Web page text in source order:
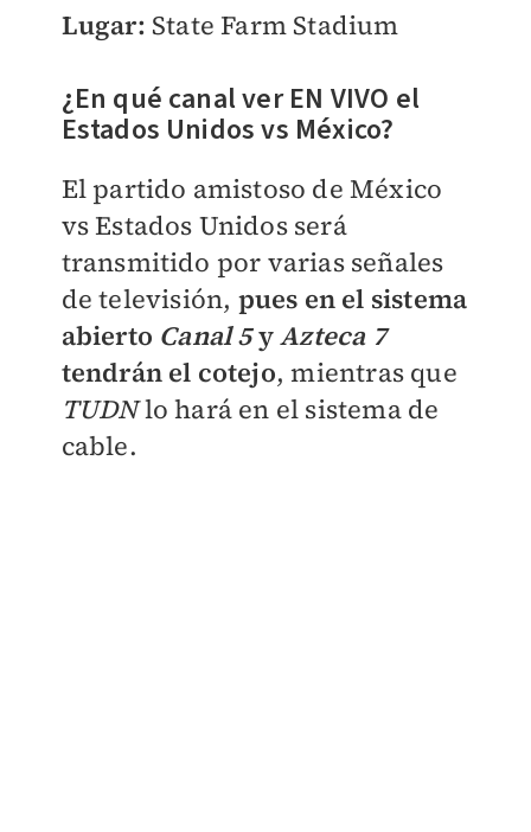
Lugar: State Farm Stadium
¿En qué canal ver EN VIVO el
Estados Unidos vs México?
El partido amistoso de México
vs Estados Unidos será
transmitido por varias señales
de televisión, pues en el sistema
abierto Canal 5yAzteca 7
tendrán el cotejo, mientras que
TUDNlo hará en el sistema de
cable.